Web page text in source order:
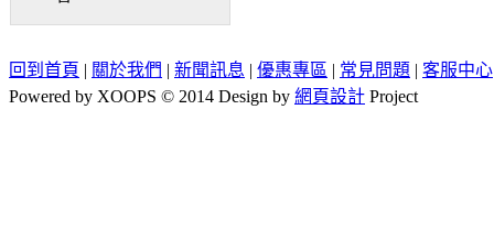
回到首頁 | 關於我們 | 新聞訊息 | 優惠專區 | 常見問題 | 客服中心
Powered by XOOPS © 2014 Design by 網頁設計 Project